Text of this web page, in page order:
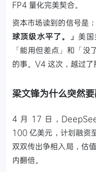
FP4 量化完美契合。
资本市场读到的信号是：
球顶级水平了。」 美国
「能用但差点」和「
的事。V4 这次，越过了
梁文锋为什么突然要
4 月 17 日，
100 亿美元，计划融资
双双传出争相入局，估
内翻倍。